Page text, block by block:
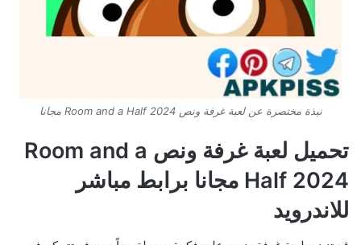
نبذة مختصرة عن لعبة غرفة ونص Room and a Half 2024 مجانا
تحميل لعبة غرفة ونص Room and a
Half 2024 مجانا برابط مباشر
للاندرويد